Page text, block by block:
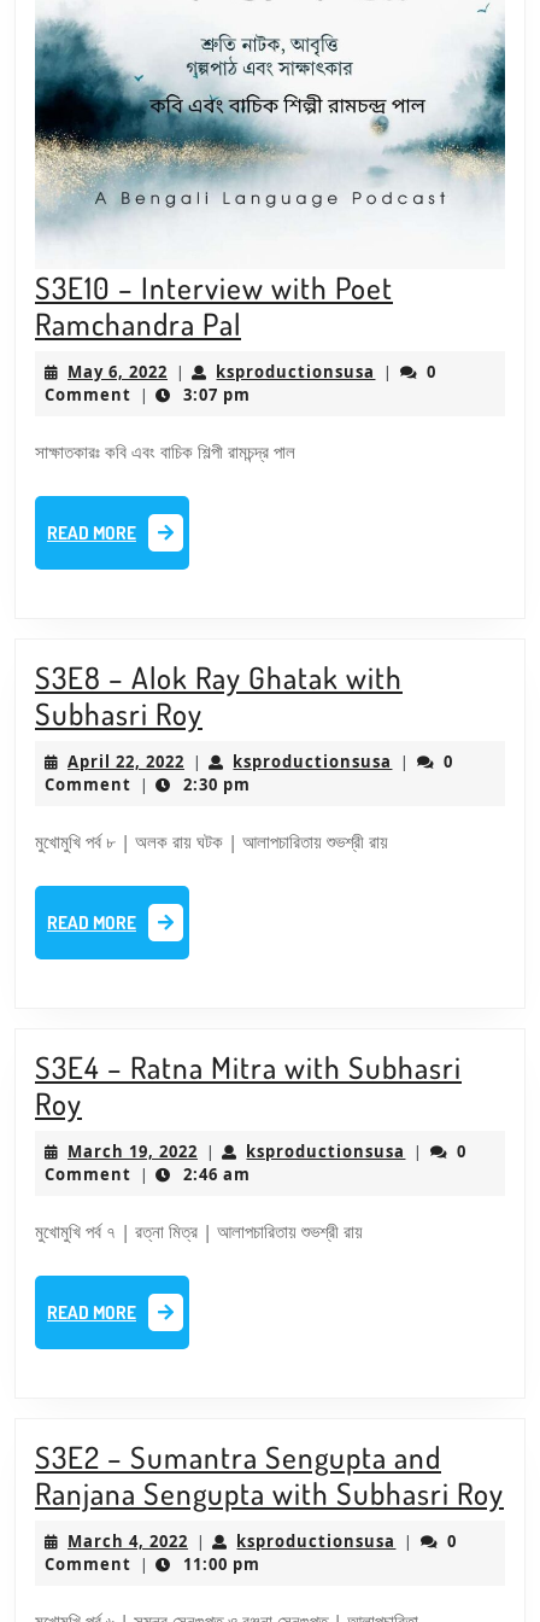
S3E10 – Interview with Poet
Ramchandra Pal
–
Interview
Poet
May 6, 2022 May
6,
| ksproductionsusa ksproductionsusa
|
0
Comment | 3:07 pm
সাক্ষাতকারঃ কবি এবং বাচিক শিল্পী রামচন্দ্র পাল
READ MORE
READ
MORE
S3E8 – Alok Ray Ghatak with
Subhasri Roy
–
Alok
Ghatak
April 22, 2022 April
22,
| ksproductionsusa |
0
Comment | 2:30 pm
মুখোমুখি পর্ব ৮ | অলক রায় ঘটক | আলাপচারিতায় শুভশ্রী রায়
READ MORE
READ
MORE
S3E4 – Ratna Mitra with Subhasri
Roy
–
Ratna
with
Subhasri
Roy
March 19, 2022 March
19,
| ksproductionsusa |
0
Comment | 2:46 am
মুখোমুখি পর্ব ৭ | রত্না মিত্র | আলাপচারিতায় শুভশ্রী রায়
READ MORE
READ
MORE
S3E2 – Sumantra Sengupta and
Ranjana Sengupta with Subhasri Roy
March 4, 2022 March
4,
| ksproductionsusa |
0
Comment | 11:00 pm